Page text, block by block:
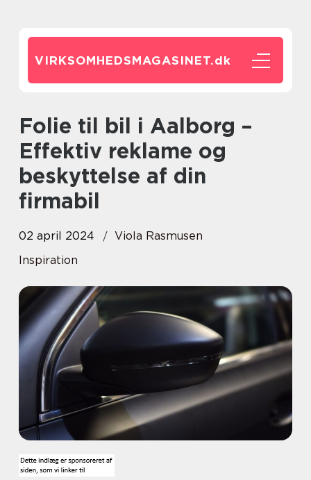
VIRKSOMHEDSMAGASINET.dk
Folie til bil i Aalborg –
Effektiv reklame og
beskyttelse af din
firmabil
02 april 2024
Viola Rasmusen
Inspiration